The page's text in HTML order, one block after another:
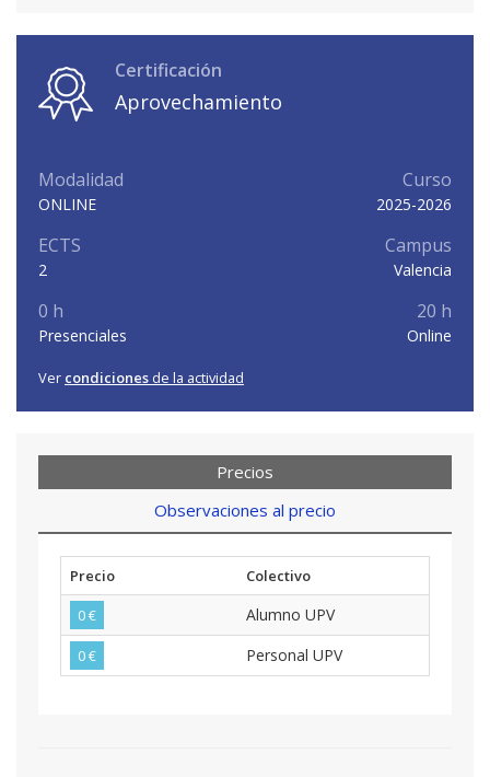
Certificación
Aprovechamiento
Modalidad
ONLINE
Curso
2025-2026
ECTS
2
Campus
Valencia
0 h
Presenciales
20 h
Online
Ver condiciones de la actividad
Precios
Observaciones al precio
Precio
Colectivo
0 €
Alumno UPV
0 € Personal UPV